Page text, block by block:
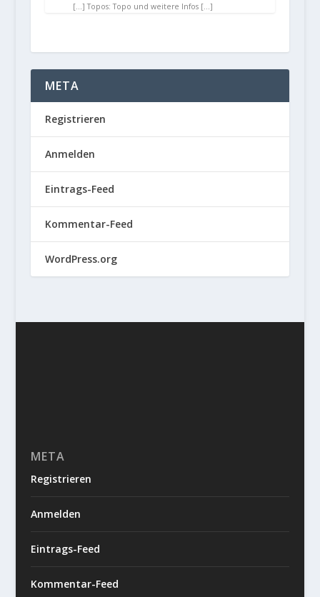
[…] Topos: Topo und weitere Infos […]
META
Registrieren
Anmelden
Eintrags-Feed
Kommentar-Feed
WordPress.org
META
Registrieren
Anmelden
Eintrags-Feed
Kommentar-Feed